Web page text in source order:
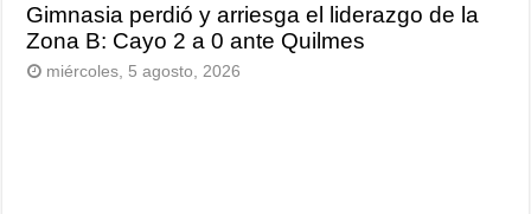
Gimnasia perdió y arriesga el liderazgo de la
Zona B: Cayo 2 a 0 ante Quilmes
miércoles, 5 agosto, 2026